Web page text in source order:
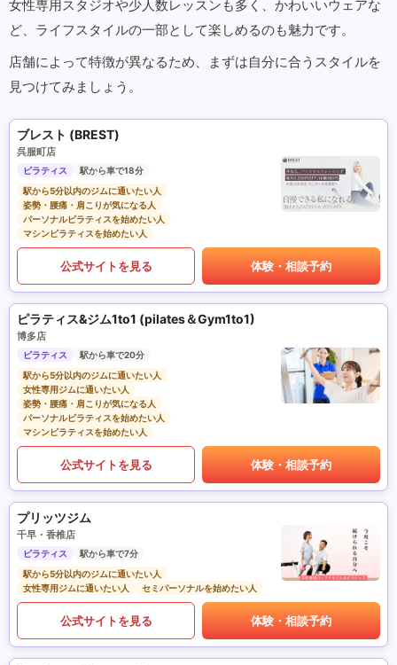
女性専用スタジオや少人数レッスンも多く、かわいいウェアな
ど、ライフスタイルの一部として楽しめるのも魅力です。
店舗によって特徴が異なるため、まずは自分に合うスタイルを
見つけてみましょう。
ブレスト (BREST)
呉服町店
ピラティス
駅から車で18分
駅から5分以内のジムに通いたい人
姿勢・腰痛・肩こりが気になる人
パーソナルピラティスを始めたい人
マシンピラティスを始めたい人
公式サイトを見る 体験・相談予約
ピラティス&ジム1to1 (pilates＆Gym1to1)
博多店
ピラティス
駅から車で20分
駅から5分以内のジムに通いたい人
女性専用ジムに通いたい人
姿勢・腰痛・肩こりが気になる人
パーソナルピラティスを始めたい人
マシンピラティスを始めたい人
公式サイトを見る 体験・相談予約
プリッツジム
千早・香椎店
ピラティス
駅から車で7分
駅から5分以内のジムに通いたい人
女性専用ジムに通いたい人
セミパーソナルを始めたい人
公式サイトを見る 体験・相談予約